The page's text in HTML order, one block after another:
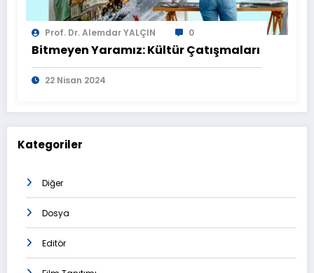
Prof. Dr. Alemdar YALÇIN 0
Bitmeyen Yaramız: Kültür Çatışmaları
22 Nisan 2024
Kategoriler
Diğer
Dosya
Editör